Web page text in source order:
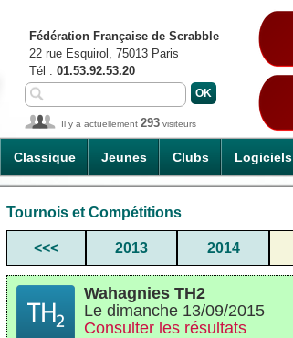
Classique Jeunes Clubs Logiciels
Fédération Française de Scrabble
22 rue Esquirol, 75013 Paris
Tél : 01.53.92.53.20
Il y a actuellement 293 visiteurs
Tournois et Compétitions
<<< 2013 2014
Wahagnies TH2
Le dimanche 13/09/2015
Consulter les résultats